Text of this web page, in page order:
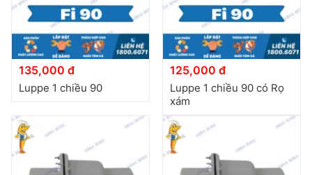
135,000 đ
Luppe 1 chiều 90
125,000 đ
Luppe 1 chiều 90 có Rọ
xám